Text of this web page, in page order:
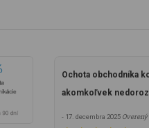
Ochota obchodníka
akomkoľvek
- 17. decembra 2025